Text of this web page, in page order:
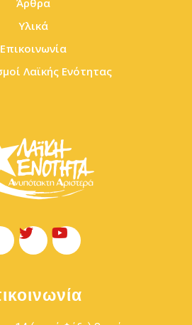
Υλικά
Επικοινωνία
Λαϊκής Ενότητας